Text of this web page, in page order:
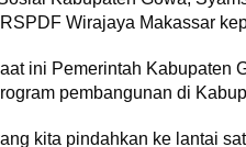
Wirajaya Makassar
ini Pemerintah
pembangunan di
kita pindahkan ke lantai